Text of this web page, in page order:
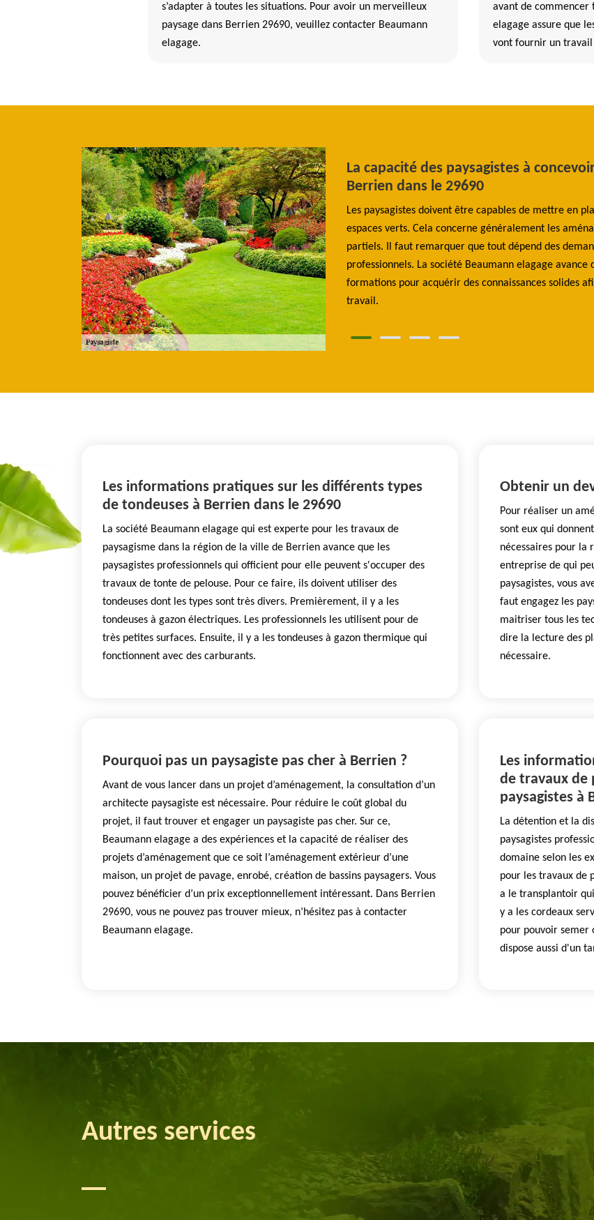
s’adapter à toutes les situations. Pour avoir un merveilleux
paysage dans Berrien 29690, veuillez contacter Beaumann
elagage.
avant de commencer
elagage assure que
vont fournir un
les paysagistes ont en leur disposition pour
ville de Berrien et ses environs
elagage, un professionnel doit être bien équipé et le paysagiste
comme ce professionnel a un large domaine de compétence, il y a
Ainsi, il y a d'abord les outils qui sont nécessaires pour les travaux de
pour les différents travaux de plantation dans les espaces verts.
professionnels nécessitent aussi l'utilisation de matériel professionnel
La capacité des paysagistes à
Berrien dans le 29690
Les paysagistes doivent être capables de mettre en
espaces verts. Cela concerne généralement les
partiels. Il faut remarquer que tout dépend des
professionnels. La société Beaumann elagage avance
formations pour acquérir des connaissances solides
travail.
Les informations pratiques sur les différents types
de tondeuses à Berrien dans le 29690
La société Beaumann elagage qui est experte pour les travaux de
paysagisme dans la région de la ville de Berrien avance que les
paysagistes professionnels qui officient pour elle peuvent s'occuper des
travaux de tonte de pelouse. Pour ce faire, ils doivent utiliser des
tondeuses dont les types sont très divers. Premièrement, il y a les
tondeuses à gazon électriques. Les professionnels les utilisent pour de
très petites surfaces. Ensuite, il y a les tondeuses à gazon thermique qui
fonctionnent avec des carburants.
Obtenir un
Pour réaliser un
sont eux qui
nécessaires pour la
entreprise de qui
paysagistes, vous
faut engagez les
maitriser tous les
dire la lecture des
nécessaire.
Pourquoi pas un paysagiste pas cher à Berrien ?
Avant de vous lancer dans un projet d’aménagement, la consultation d’un
architecte paysagiste est nécessaire. Pour réduire le coût global du
projet, il faut trouver et engager un paysagiste pas cher. Sur ce,
Beaumann elagage a des expériences et la capacité de réaliser des
projets d’aménagement que ce soit l’aménagement extérieur d’une
maison, un projet de pavage, enrobé, création de bassins paysagers. Vous
pouvez bénéficier d’un prix exceptionnellement intéressant. Dans Berrien
29690, vous ne pouvez pas trouver mieux, n’hésitez pas à contacter
Beaumann elagage.
Les
de travaux de
paysagistes à
La détention et la
paysagistes
domaine selon les
pour les travaux de
a le transplantoir
y a les cordeaux
pour pouvoir semer
dispose aussi d'un
Autres services